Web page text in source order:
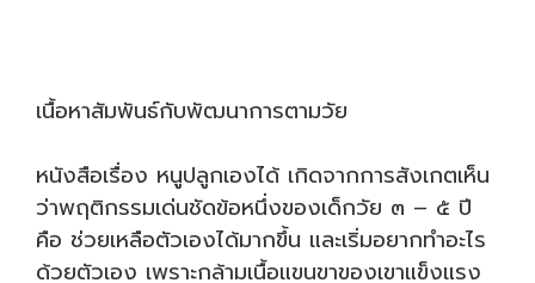
เนื้อหาสัมพันธ์กับพัฒนาการตามวัย
หนังสือเรื่อง หนูปลูกเองได้ เกิดจากการสังเกตเห็น
ว่าพฤติกรรมเด่นชัดข้อหนึ่งของเด็กวัย ๓ – ๕ ปี
คือ ช่วยเหลือตัวเองได้มากขึ้น และเริ่มอยากทำอะไร
ด้วยตัวเอง เพราะกล้ามเนื้อแขนขาของเขาแข็งแรง